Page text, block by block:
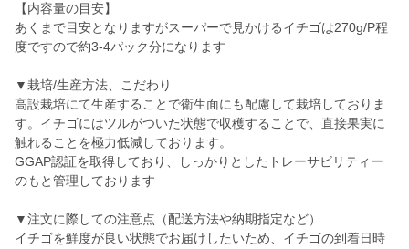
【内容量の目安】
あくまで目安となりますがスーパーで見かけるイチゴは270g/P程
度ですので約3-4パック分になります
▼栽培/生産方法、こだわり
高設栽培にて生産することで衛生面にも配慮して栽培しておりま
す。イチゴにはツルがついた状態で収穫することで、直接果実に
触れることを極力低減しております。
GGAP認証を取得しており、しっかりとしたトレーサビリティー
のもと管理しております
▼注文に際しての注意点（配送方法や納期指定など）
イチゴを鮮度が良い状態でお届けしたいため、イチゴの到着日時